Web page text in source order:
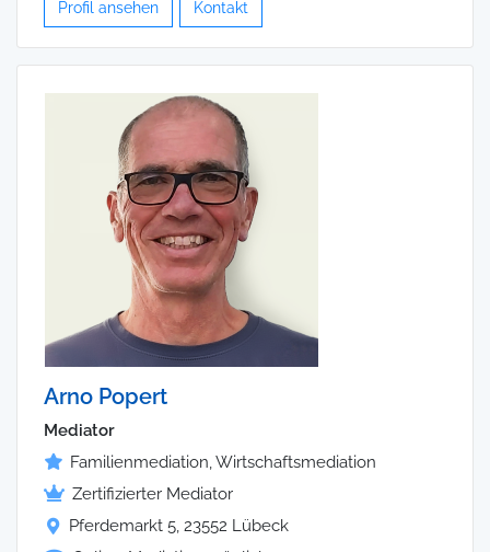
Profil ansehen Kontakt
Arno Popert
Mediator
Familienmediation, Wirtschaftsmediation
Zertifizierter Mediator
Pferdemarkt 5, 23552 Lübeck